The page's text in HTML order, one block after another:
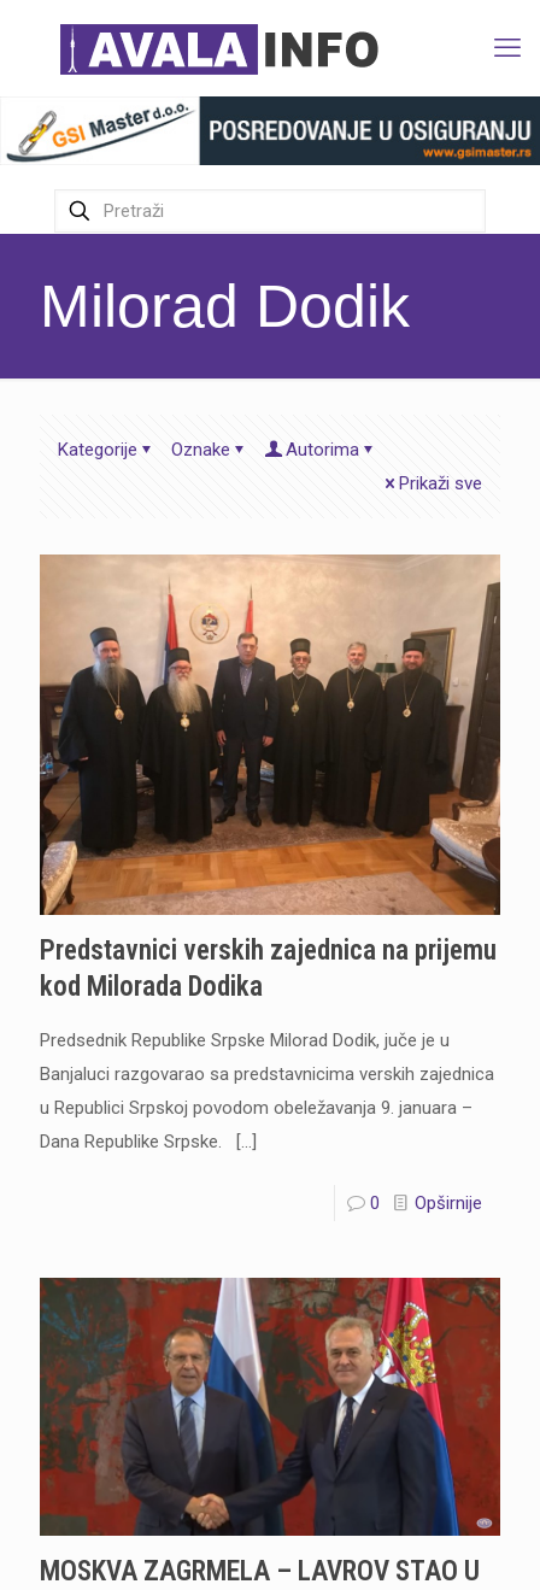
Milorad Dodik
Kategorije Oznake
Autorima
Prikaži sve
Predstavnici verskih zajednica na prijemu
kod Milorada Dodika
Predsednik Republike Srpske Milorad Dodik, juče je u
Banjaluci razgovarao sa predstavnicima verskih zajednica
u Republici Srpskoj povodom obeležavanja 9. januara –
Dana Republike Srpske.
[…]
0 Opširnije
MOSKVA ZAGRMELA – LAVROV STAO U